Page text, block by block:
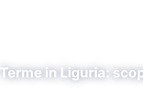
Terme in Liguria: